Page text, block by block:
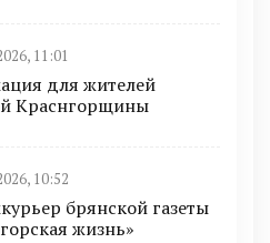
11:01
для жителей
Краснгорщины
10:52
брянской газеты
жизнь»